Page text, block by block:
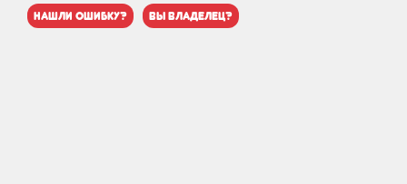
нашли ошибку? вы владелец?